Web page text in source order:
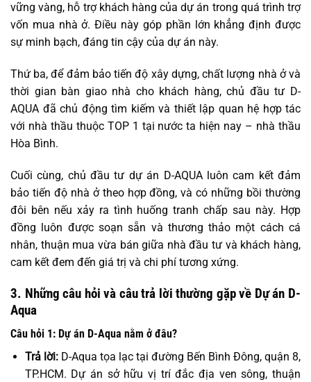
vững vàng, hỗ trợ khách hàng của dự án trong quá trình trợ
vốn mua nhà ở. Điều này góp phần lớn khẳng định được
sự minh bạch, đáng tin cậy của dự án này.
Thứ ba, để đảm bảo tiến độ xây dựng, chất lượng nhà ở và
thời gian bàn giao nhà cho khách hàng, chủ đầu tư D-
AQUA đã chủ động tìm kiếm và thiết lập quan hệ hợp tác
với nhà thầu thuộc TOP 1 tại nước ta hiện nay – nhà thầu
Hòa Bình.
Cuối cùng, chủ đầu tư dự án D-AQUA luôn cam kết đảm
bảo tiến độ nhà ở theo hợp đồng, và có những bồi thường
đôi bên nếu xảy ra tình huống tranh chấp sau này. Hợp
đồng luôn được soạn sẵn và thương thảo một cách cá
nhân, thuận mua vừa bán giữa nhà đầu tư và khách hàng,
cam kết đem đến giá trị và chi phí tương xứng.
3. Những câu hỏi và câu trả lời thường gặp về Dự án D-
Aqua
Câu hỏi 1: Dự án D-Aqua nằm ở đâu?
Trả lời: D-Aqua tọa lạc tại đường Bến Bình Đông, quận 8,
TP.HCM. Dự án sở hữu vị trí đắc địa ven sông, thuận